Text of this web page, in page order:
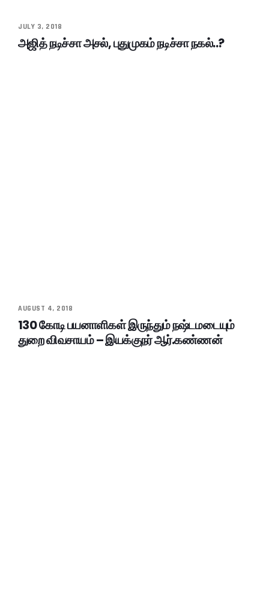
JULY 3, 2018
அஜித் நடிச்சா அசல், புதுமுகம் நடிச்சா நகல்..?
AUGUST 4, 2018
130 கோடி பயனாளிகள் இருந்தும் நஷ்டமடையும்
துறை விவசாயம் – இயக்குநர் ஆர்.கண்ணன்